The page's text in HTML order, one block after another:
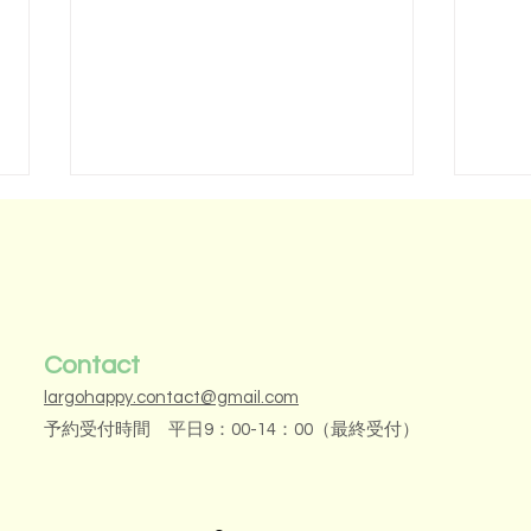
お得な回数券をご用意しまし
た！
Contact
largohappy.contact@gmail.com
予約受付時間 平日9：00-14：00（最終受付）